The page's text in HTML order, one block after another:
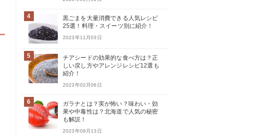
4
黒ごまを大量消費できる人気レシピ
25選！料理・スイーツ別に紹介！
2023年11月03日
5
チアシードの効果的な食べ方は？正
しい戻し方やアレンジレシピ12選も
紹介！
2023年02月06日
6
ガラナとは？実が怖い？味わい・効
果や中毒性は？北海道で人気の秘密
も解説！
2023年09月13日